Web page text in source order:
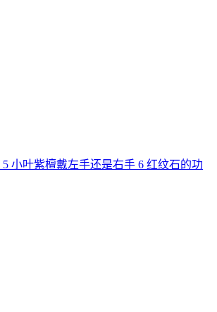
5 小叶紫檀戴左手还是右手 6 红纹石的功